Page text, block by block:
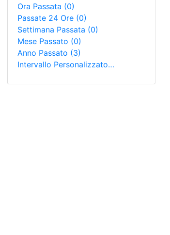
Ora Passata (0)
Passate 24 Ore (0)
Settimana Passata (0)
Mese Passato (0)
Anno Passato (3)
Intervallo Personalizzato…